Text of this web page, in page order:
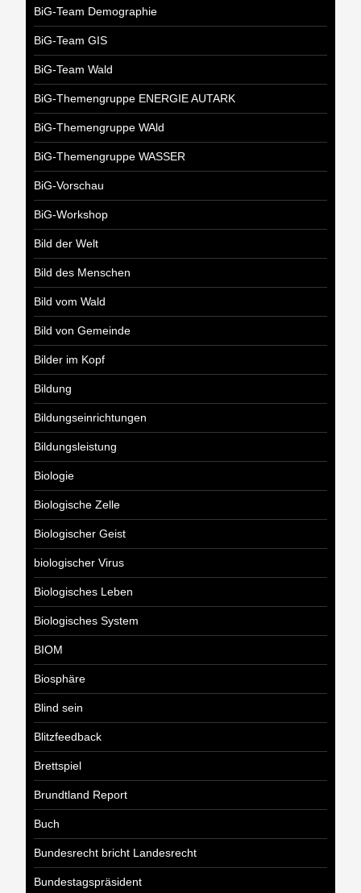
BiG-Team Demographie
BiG-Team GIS
BiG-Team Wald
BiG-Themengruppe ENERGIE AUTARK
BiG-Themengruppe WAld
BiG-Themengruppe WASSER
BiG-Vorschau
BiG-Workshop
Bild der Welt
Bild des Menschen
Bild vom Wald
Bild von Gemeinde
Bilder im Kopf
Bildung
Bildungseinrichtungen
Bildungsleistung
Biologie
Biologische Zelle
Biologischer Geist
biologischer Virus
Biologisches Leben
Biologisches System
BIOM
Biosphäre
Blind sein
Blitzfeedback
Brettspiel
Brundtland Report
Buch
Bundesrecht bricht Landesrecht
Bundestagspräsident